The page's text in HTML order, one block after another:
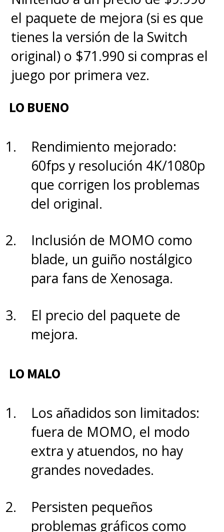
el paquete de mejora (si es que
tienes la versión de la Switch
original) o $71.990 si compras el
juego por primera vez.
LO BUENO
Rendimiento mejorado:
60fps y resolución 4K/1080p
que corrigen los problemas
del original.
Inclusión de MOMO como
blade, un guiño nostálgico
para fans de Xenosaga.
El precio del paquete de
mejora.
LO MALO
Los añadidos son limitados:
fuera de MOMO, el modo
extra y atuendos, no hay
grandes novedades.
Persisten pequeños
problemas gráficos como